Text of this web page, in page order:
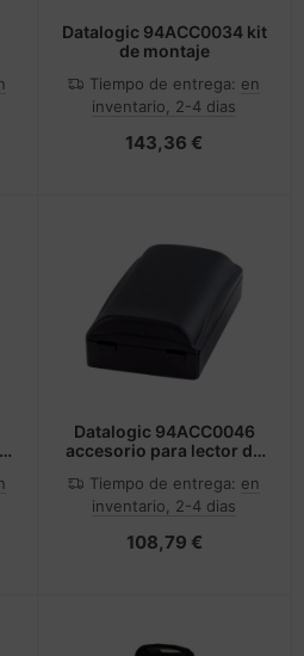
Datalogic 94ACC0034 kit
de montaje
Tiempo de entrega: en
inventario, 2-4 dias
143,36 €
Datalogic 94ACC0046
accesorio para lector de
Tiempo de entrega: en
inventario, 2-4 dias
108,79 €